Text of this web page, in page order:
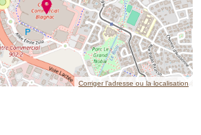
Corriger l’adresse ou la localisation